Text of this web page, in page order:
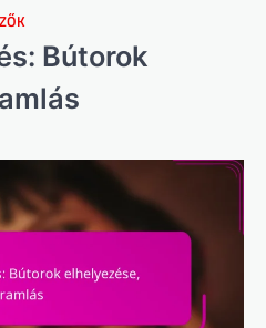
Bútorok